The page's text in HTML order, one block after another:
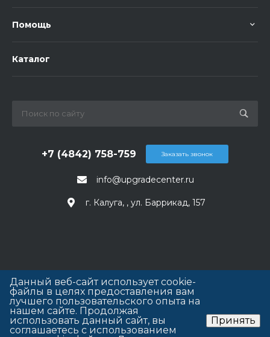
Помощь
Каталог
info@upgradecenter.ru
+7 (4842) 758-759
г. Калуга, , ул. Баррикад, 157
Заказать звонок
Данный веб-сайт использует cookie-
файлы в целях предоставления вам
лучшего пользовательского опыта на
нашем сайте. Продолжая
использовать данный сайт, вы
соглашаетесь с использованием
Принять